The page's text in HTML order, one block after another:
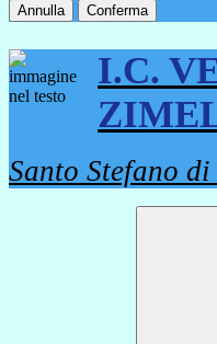
Annulla Conferma
I.C.
Santo Stefano